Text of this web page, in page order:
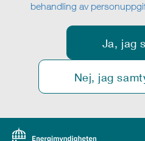
behandling av
Ja, jag
Nej, jag